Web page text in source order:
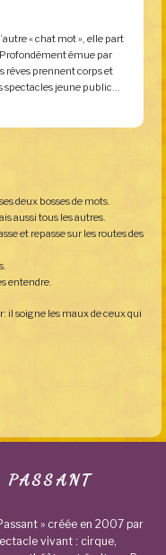
« chat mot », elle part
Profondément émue par
rêves prennent corps et
spectacles jeune public…
deux bosses de mots.
aussi tous les autres.
et repasse sur les routes des
entendre.
il soigne les maux de ceux qui
PASSANT
» créée en 2007 par
vivant : cirque,